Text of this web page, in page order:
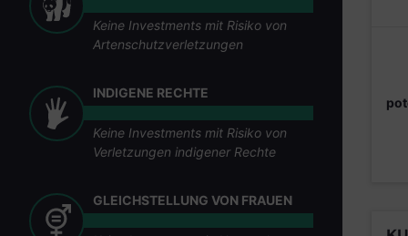
Keine Investments mit Risiko von
Artenschutzverletzungen
INDIGENE RECHTE
Keine Investments mit Risiko von
Verletzungen indigener Rechte
GLEICHSTELLUNG VON FRAUEN